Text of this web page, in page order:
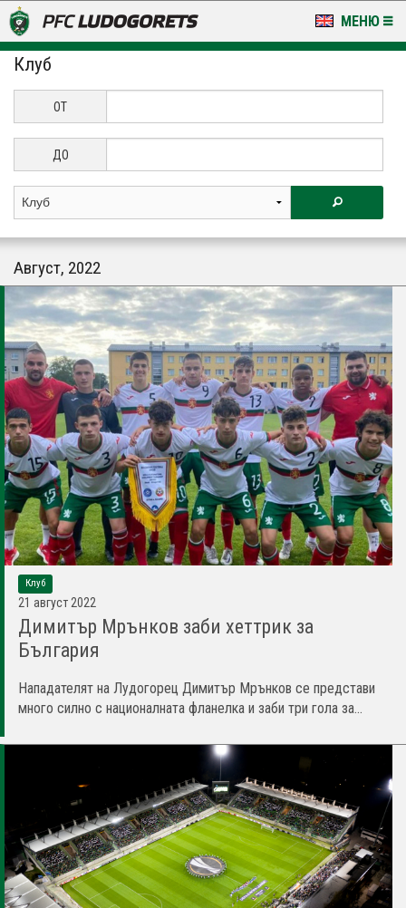
МЕНЮ
НОВИНИ & ГАЛЕРИИ
LUDOGORETS TV
СТАДИОН & БАЗИ
ЗА ФЕНОВЕ
Клуб
ОТ
ДО
Август, 2022
Клуб
21 август 2022
Димитър Мрънков заби хеттрик за
България
Нападателят на Лудогорец Димитър Мрънков се представи
много силно с националната фланелка и заби три гола за...